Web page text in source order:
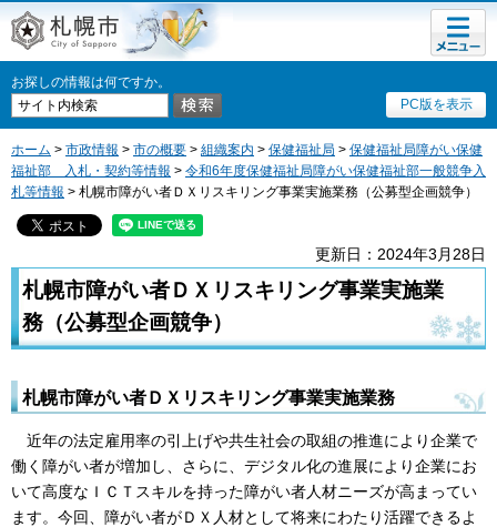
札幌市
お探しの情報は何ですか。
PC版を表示
メニュ
ー
ホーム > 市政情報 > 市の概要 > 組織案内 > 保健福祉局 > 保健福祉局障がい保健
福祉部 入札・契約等情報 > 令和6年度保健福祉局障がい保健福祉部一般競争入
札等情報 > 札幌市障がい者ＤＸリスキリング事業実施業務（公募型企画競争）
更新日：2024年3月28日
札幌市障がい者ＤＸリスキリング事業実施業
務（公募型企画競争）
札幌市障がい者ＤＸリスキリング事業実施業務
近年の法定雇用率の引上げや共生社会の取組の推進により企業で
働く障がい者が増加し、さらに、デジタル化の進展により企業にお
いて高度なＩＣＴスキルを持った障がい者人材ニーズが高まってい
ます。今回、障がい者がＤＸ人材として将来にわたり活躍できるよ